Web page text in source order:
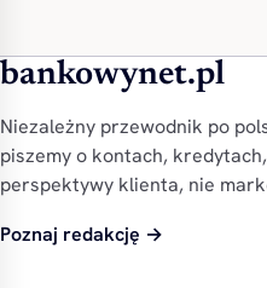
bankowynet.pl
Niezależny przewodnik po
piszemy o kontach,
perspektywy klienta, nie
Poznaj redakcję →